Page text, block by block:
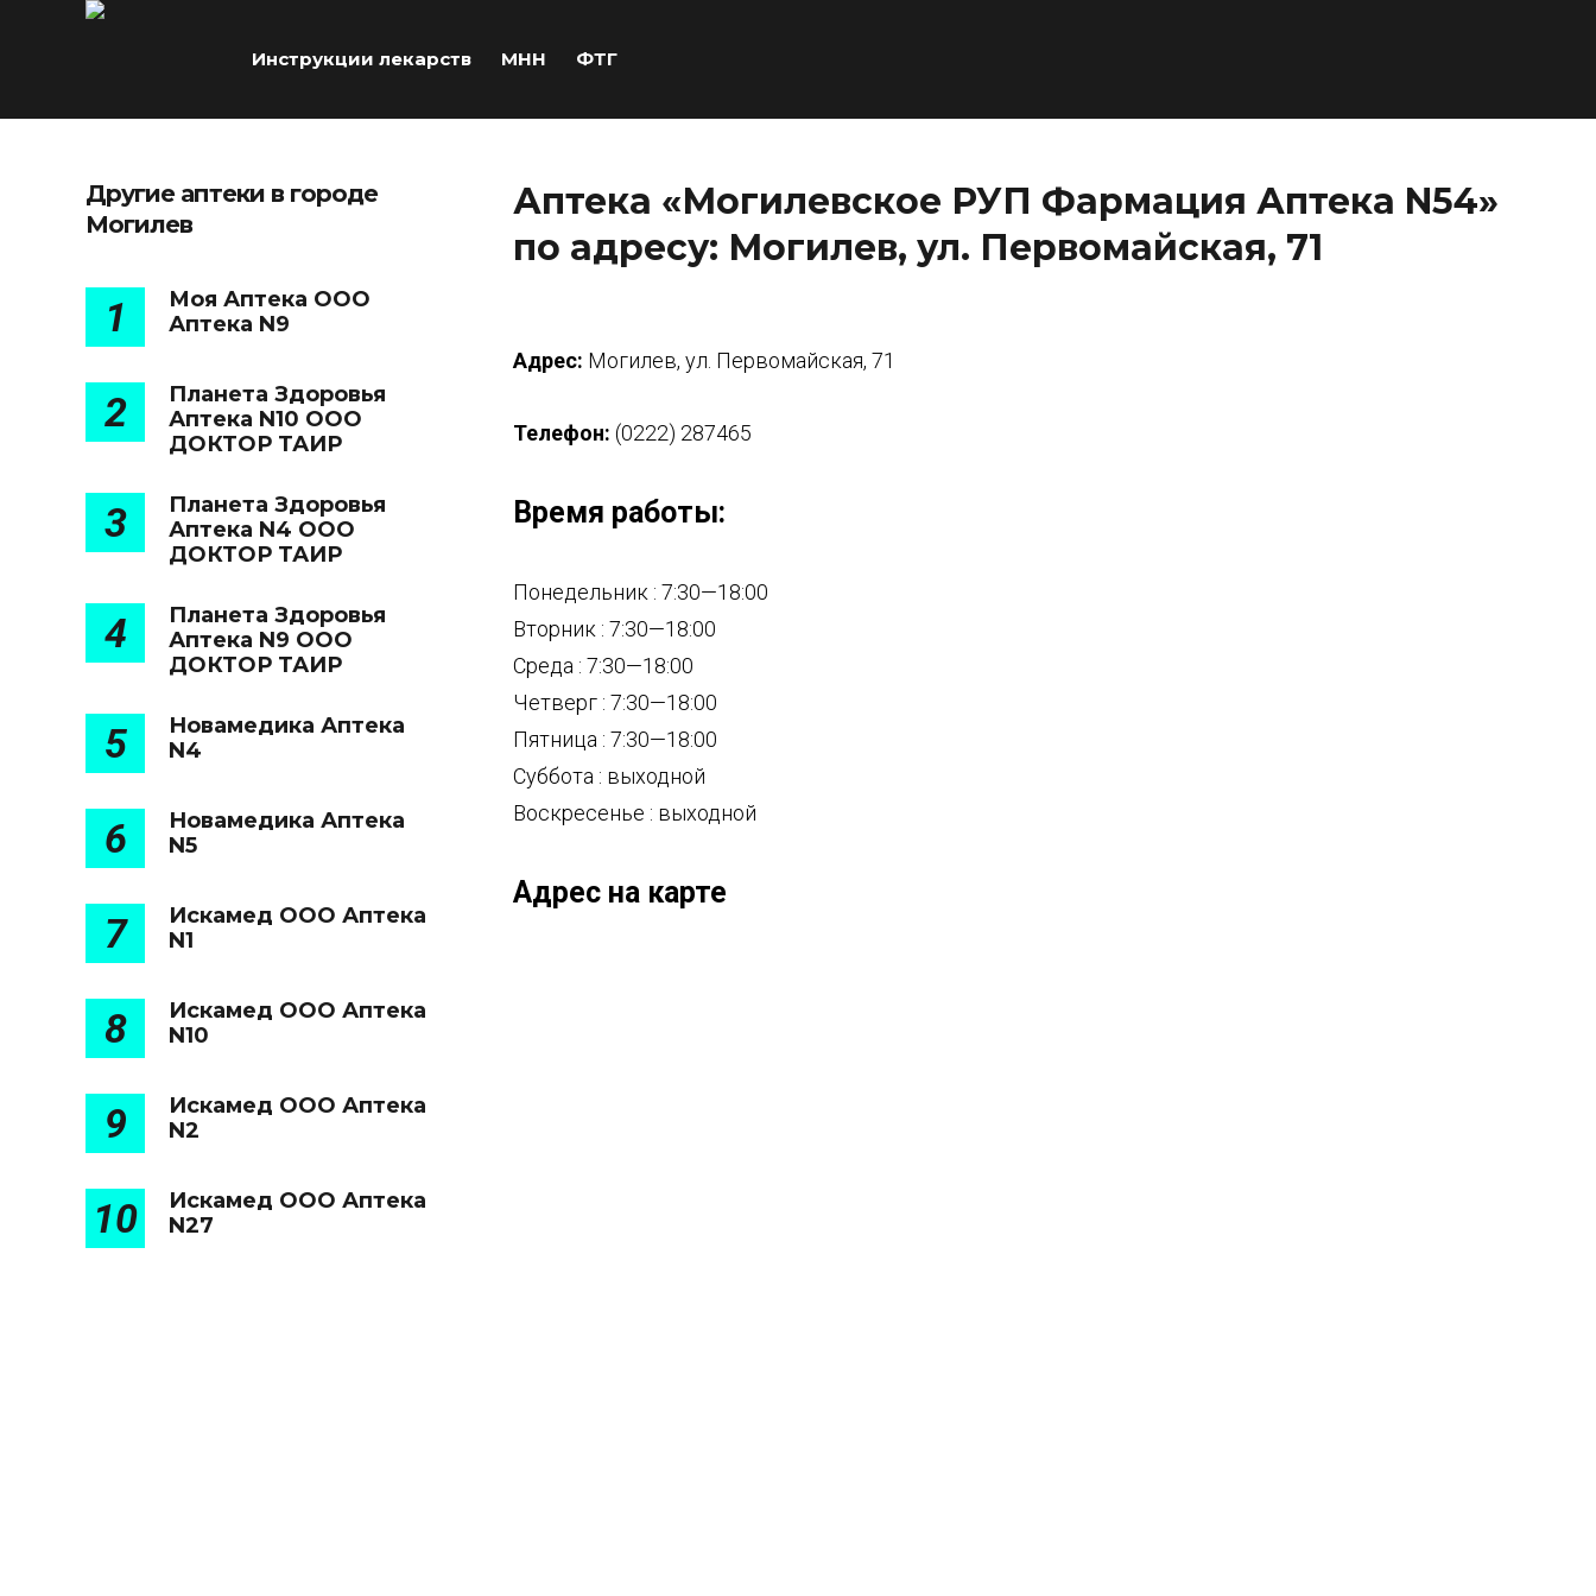
Инструкции лекарств МНН ФТГ
Аптека «Могилевское РУП Фармация Аптека N54»
по адресу: Могилев, ул. Первомайская, 71
Адрес: Могилев, ул. Первомайская, 71
Телефон: (0222) 287465
Время работы:
Понедельник : 7:30—18:00
Вторник : 7:30—18:00
Среда : 7:30—18:00
Четверг : 7:30—18:00
Пятница : 7:30—18:00
Суббота : выходной
Воскресенье : выходной
Адрес на карте
Другие аптеки в городе
Могилев
1
Моя Аптека ООО
Аптека N9
2
Планета Здоровья
Аптека N10 ООО
ДОКТОР ТАИР
3
Планета Здоровья
Аптека N4 ООО
ДОКТОР ТАИР
4
Планета Здоровья
Аптека N9 ООО
ДОКТОР ТАИР
5
Новамедика Аптека
N4
6
Новамедика Аптека
N5
7
Искамед ООО Аптека
N1
8
Искамед ООО Аптека
N10
9
Искамед ООО Аптека
N2
10
Искамед ООО Аптека
N27